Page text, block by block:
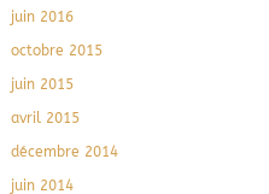
juin 2016
octobre 2015
juin 2015
avril 2015
décembre 2014
juin 2014